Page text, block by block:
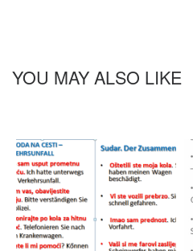
YOU MAY ALSO LIKE